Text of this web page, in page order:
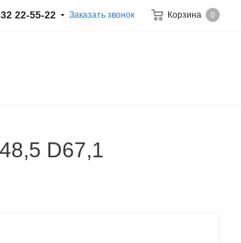
Корзина 0
22-55-22 Заказать звонок
D67,1